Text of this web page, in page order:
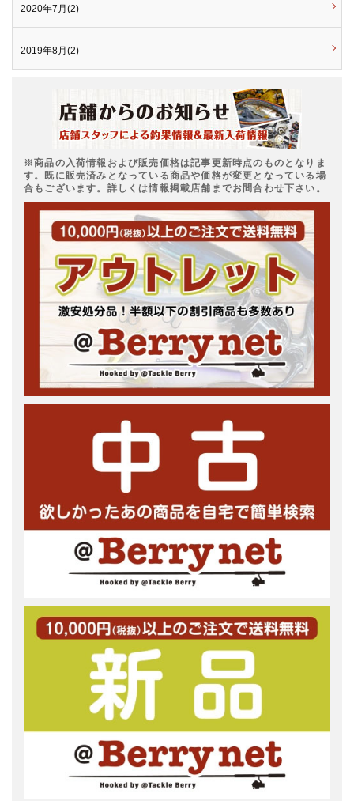
2020年7月(2)
2019年8月(2)
※商品の入荷情報および販売価格は記事更新時点のものとなりま
す。既に販売済みとなっている商品や価格が変更となっている場
合もございます。詳しくは情報掲載店舗までお問合わせ下さい。